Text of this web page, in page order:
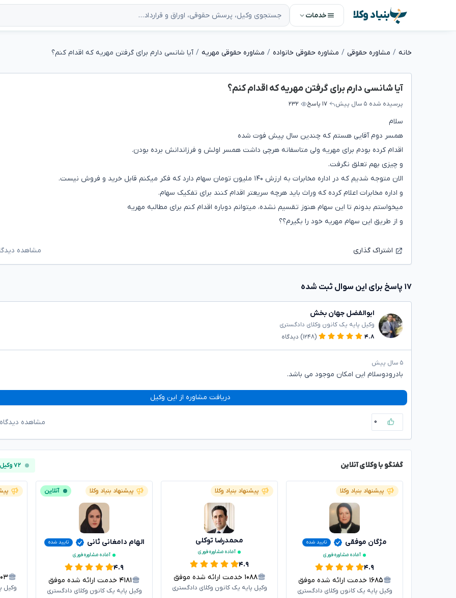
بنیاد وکلا خدمات
خانه مشاوره حقوقی مشاوره حقوقی خانواده مشاوره حقوقی مهریه آیا شانسی دارم برای گرفتن مهریه که اقدام کنم؟
آیا شانسی دارم برای گرفتن مهریه که اقدام کنم؟
پرسیده شده ۵ سال پیش ۱۷ پاسخ ۲۳۲
سلام
همسر دوم آقایی هستم که چندین سال پیش فوت شده
اقدام کرده بودم برای مهریه ولی متاسفانه هرچی داشت همسر اولش و فرزاندانش برده بودن.
و چیزی بهم تعلق نگرفت.
الان متوجه شدیم که در اداره مخابرات به ارزش ۱۴۰ ملیون تومان سهام دارد که فکر میکنم قابل خرید و فروش نیست.
و اداره مخابرات اعلام کرده که وراث باید هرچه سریعتر اقدام کنند برای تفکیک سهام.
میخواستم بدونم تا این سهام هنوز تقسیم نشده، میتوانم دوباره اقدام کنم برای مطالبه مهریه
و از طریق این سهام مهریه خود را بگیرم؟؟
اشتراک گذاری مشاهده
۱۷ پاسخ برای این سوال ثبت شده
ابوالفضل جهان بخش
وکیل پایه یک کانون وکلای دادگستری
۴.۸
(۱۲۴۸) دیدگاه
۵ سال پیش
بادرودوسلام این امکان موجود می باشد.
دریافت مشاوره از این وکیل
۰ مشاهده
گفتگو با وکلای آنلاین ۷۲ وکیل آنلاین
پیشنهاد بنیاد وکلا
مژگان موفقی
تایید شده
آماده مشاوره فوری
۴.۹
۱۶۸۵ خدمت ارائه شده موفق
وکیل پایه یک کانون وکلای دادگستری
پیشنهاد بنیاد وکلا
محمدرضا توکلی
آماده مشاوره فوری
۴.۹
۱۰۸۸ خدمت ارائه شده موفق
وکیل پایه یک کانون وکلای دادگستری
پیشنهاد بنیاد وکلا آنلاین
الهام دامغانی ثانی
تایید شده
آماده مشاوره فوری
۴.۹
۴۱۸۱ خدمت ارائه شده موفق
وکیل پایه یک کانون وکلای دادگستری وکیل